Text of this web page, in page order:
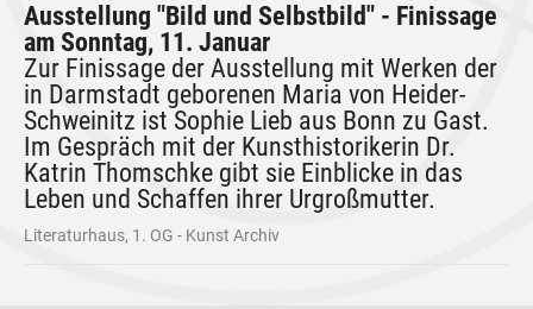
Ausstellung "Bild und Selbstbild" - Finissage
am Sonntag, 11. Januar
Zur Finissage der Ausstellung mit Werken der
in Darmstadt geborenen Maria von Heider-
Schweinitz ist Sophie Lieb aus Bonn zu Gast.
Im Gespräch mit der Kunsthistorikerin Dr.
Katrin Thomschke gibt sie Einblicke in das
Leben und Schaffen ihrer Urgroßmutter.
Literaturhaus, 1. OG - Kunst Archiv